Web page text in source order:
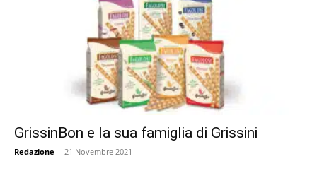
GrissinBon e la sua famiglia di Grissini
Redazione - 21 Novembre 2021